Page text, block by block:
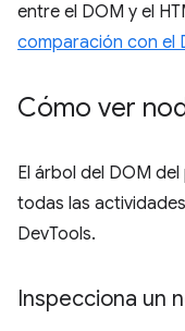
entre el DOM y el
comparación con el
Cómo ver
El árbol del DOM del
todas las
DevTools.
Inspecciona un